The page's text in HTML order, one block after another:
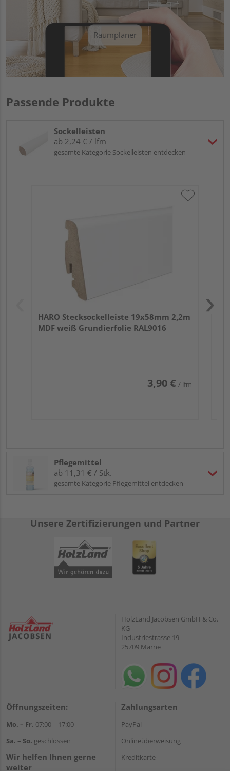
Raumplaner
Passende Produkte
Sockelleisten
ab 2,24 € / lfm
gesamte Kategorie Sockelleisten entdecken
HARO Stecksockelleiste 19x58mm 2,2m
MDF weiß Grundierfolie RAL9016
3,90 € / lfm
Pflegemittel
ab 11,31 € / Stk.
gesamte Kategorie Pflegemittel entdecken
Unsere Zertifizierungen und Partner
HolzLand Jacobsen GmbH & Co.
KG
Industriestrasse 19
25709 Marne
Öffnungszeiten:
Mo. – Fr. 07:00 – 17:00
Sa. – So. geschlossen
Wir helfen Ihnen gerne
weiter
Zahlungsarten
PayPal
Onlineüberweisung
Kreditkarte